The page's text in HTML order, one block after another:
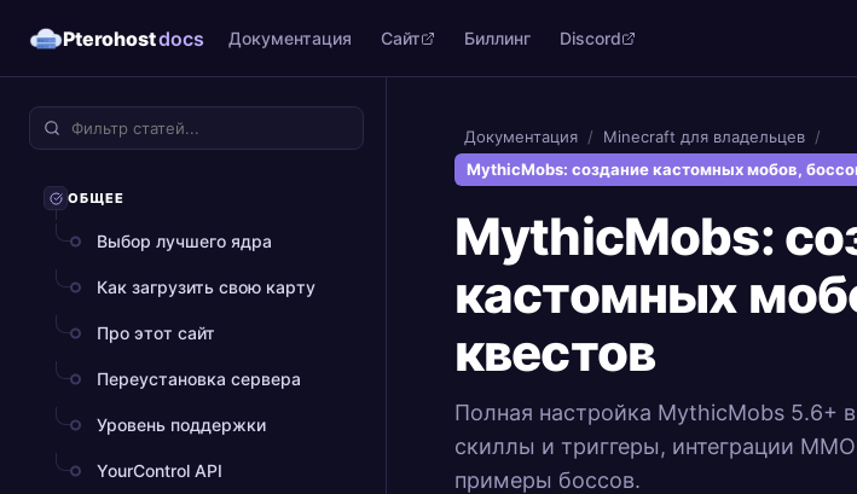
Pterohostdocs Документация Сайт Биллинг Discord
ОБЩЕЕ
Выбор лучшего ядра
Как загрузить свою карту
Про этот сайт
Переустановка сервера
Уровень поддержки
YourControl API
Документация / Minecraft для владельцев /
MythicMobs: создание кастомных мобов,
MythicMobs:
кастомных
квестов
Полная настройка MythicMobs 5.6+
скиллы и триггеры, интеграции
примеры боссов.